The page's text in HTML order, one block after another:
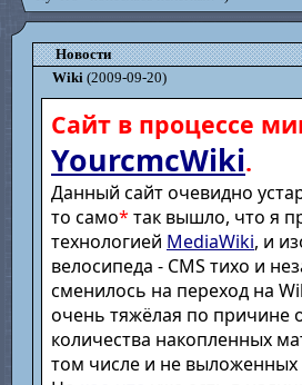
Новости
Wiki (2009-09-20)
Сайт в процессе
YourcmcWiki.
Данный сайт очевидно
то само* так вышло, что я
технологией MediaWiki, и
велосипеда - CMS тихо и
сменилось на переход на
очень тяжёлая по причине
количества накопленных
том числе и не выложенных